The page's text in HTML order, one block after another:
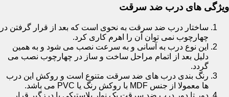
ویژگی های درب ضد سرقت
ساختار درب ضد سرقت به نحوی است که بعد از قرار گرفتن در
چهارچوب نمی توان آن را اهرم کاری کرد.
این نوع درب به آسانی و به سرعت نصب می شود و به همین
دلیل بعد از اتمام مراحل ساخت و ساز در چهارچوب نصب می
گردد.
رنگ بندی درب های ضد سرقت متنوع است و روکش این درب
ها معمولا از جنس MDF با روکش رنگ یا PVC می باشد.
دور تا دور درب ضد سرقت یک نوار پلاستیکی یا درزگیر قرار